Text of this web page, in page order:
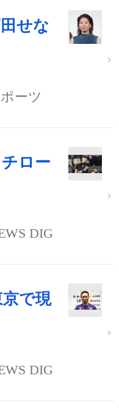
せな
ーツ
ロー
DIG
で現
DIG